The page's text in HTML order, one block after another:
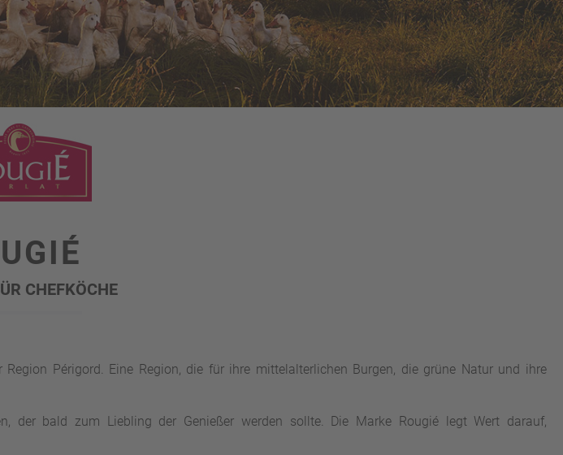
CHEFKÖCHE
Périgord. Eine Region, die für ihre mittelalterlichen Burgen, die grüne Natur und ihre
der bald zum Liebling der Genießer werden sollte. Die Marke Rougié legt Wert darauf,